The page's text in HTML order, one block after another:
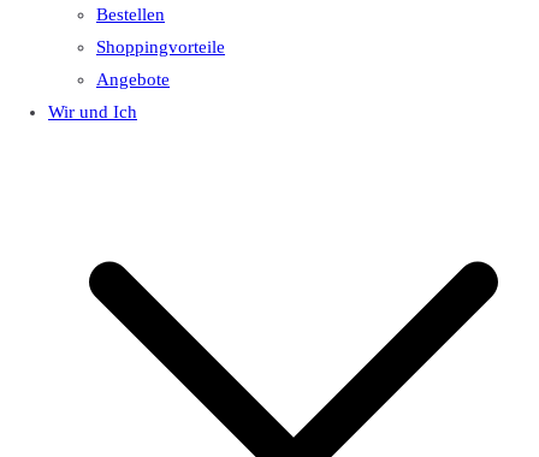
Bestellen
Shoppingvorteile
Angebote
Wir und Ich